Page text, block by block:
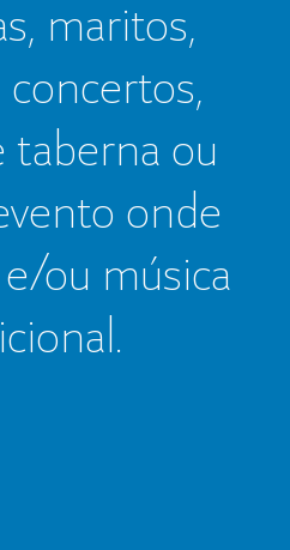
maritos,
taberna ou
onde
ou música